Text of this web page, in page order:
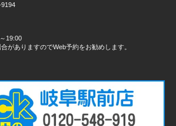
19:00
がありますのでWeb予約をお勧めします。